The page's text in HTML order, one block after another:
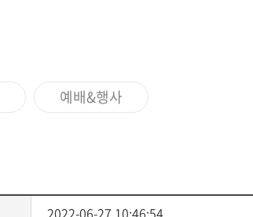
예배&행사
2022-06-27 10:46:54